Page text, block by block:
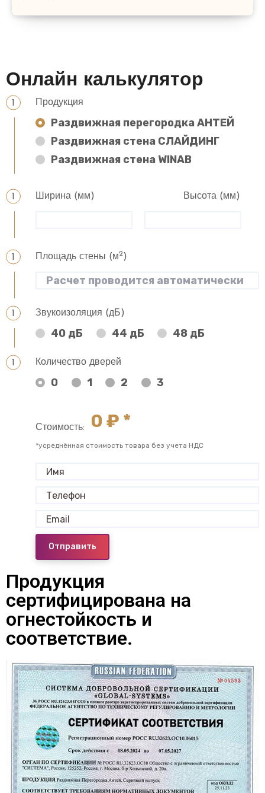
Онлайн калькулятор
Продукция
Раздвижная перегородка АНТЕЙ
Раздвижная стена СЛАЙДИНГ
Раздвижная стена WINAB
Ширина (мм) Высота (мм)
Площадь стены (м2)
Звукоизоляция (дБ)
40 дБ 44 дБ 48 дБ
Количество дверей
0 1 2 3
Стоимость: 0 ₽ *
*усреднённая стоимость товара без учета НДС
Отправить
Продукция
сертифицирована на
огнестойкость и
соответствие.